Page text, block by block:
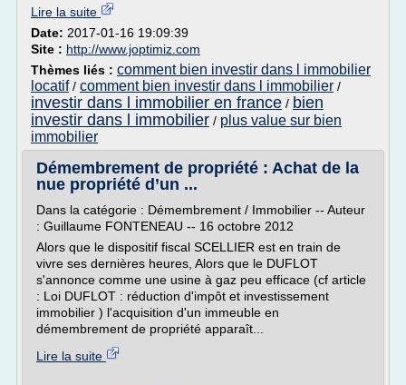
Lire la suite
Date: 2017-01-16 19:09:39
Site : http://www.joptimiz.com
Thèmes liés : comment bien investir dans l immobilier
locatif/ comment bien investir dans l immobilier /
investir dans l immobilier en france / bien
investir dans l immobilier / plus value sur bien
immobilier
Démembrement de propriété : Achat de la
nue propriété d’un ...
Dans la catégorie : Démembrement / Immobilier -- Auteur
: Guillaume FONTENEAU -- 16 octobre 2012
Alors que le dispositif fiscal SCELLIER est en train de
vivre ses dernières heures, Alors que le DUFLOT
s'annonce comme une usine à gaz peu efficace (cf article
: Loi DUFLOT : réduction d'impôt et investissement
immobilier ) l'acquisition d'un immeuble en
démembrement de propriété apparaît...
Lire la suite